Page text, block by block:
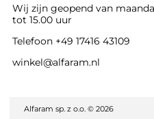
Wij zijn geopend van
tot 15.00 uur
Telefoon +49 17416 43109
winkel@alfaram.nl
Alfaram sp. z o.o. © 2026